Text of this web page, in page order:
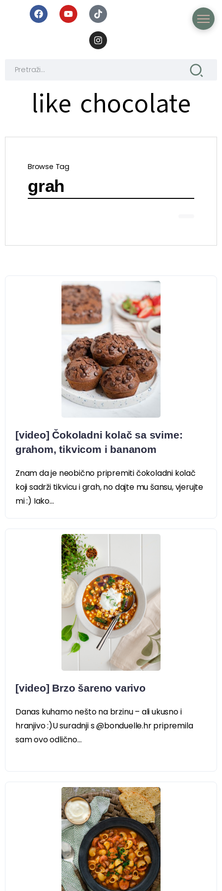
like chocolate
Browse Tag
grah
[video] Čokoladni kolač sa svime:
grahom, tikvicom i bananom
Znam da je neobično pripremiti čokoladni kolač
koji sadrži tikvicu i grah, no dajte mu šansu, vjerujte
mi :) Iako...
[video] Brzo šareno varivo
Danas kuhamo nešto na brzinu – ali ukusno i
hranjivo :)U suradnji s @bonduelle.hr pripremila
sam ovo odlično...